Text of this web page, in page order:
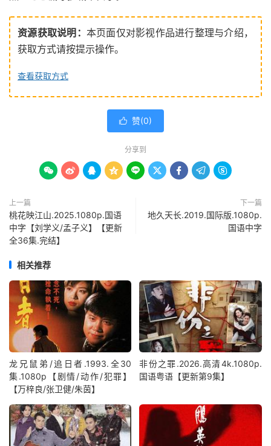
资源获取说明： 本页面仅对影视作品进行整理与介绍，
获取方式请按提示操作。
查看获取方式
 赞(0)
分享到
        
上一篇
桃花映江山.2025.1080p.国语
中字【刘学义/孟子义】【更新
全36集.完结】
下一篇
地久天长.2019.国际版.1080p.
国语中字
相关推荐
龙兄鼠弟/追日者.1993.全30
集.1080p【剧情/动作/犯罪】
【万梓良/张卫健/朱茵】
非份之罪‎.2026.高清4k.1080p.
国语粤语【更新第9集】